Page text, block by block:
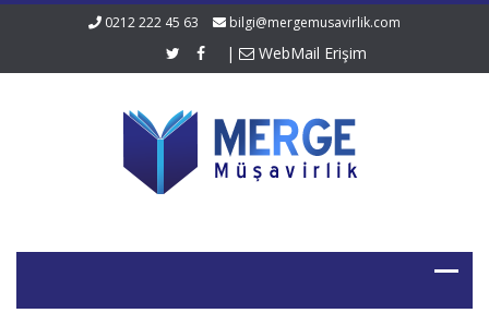
0212 222 45 63 bilgi@mergemusavirlik.com
| WebMail Erişim